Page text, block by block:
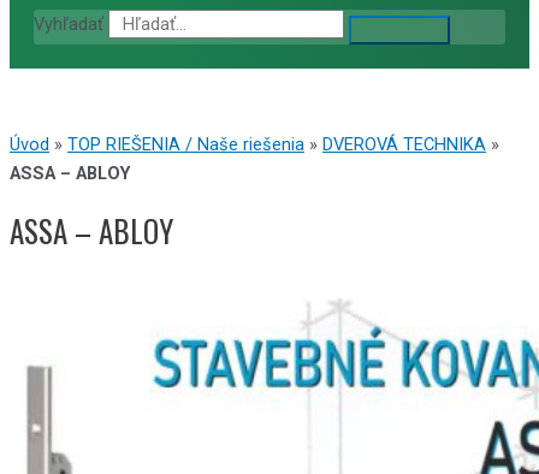
Vyhľadať
Úvod » TOP RIEŠENIA / Naše riešenia » DVEROVÁ TECHNIKA »
ASSA – ABLOY
ASSA – ABLOY